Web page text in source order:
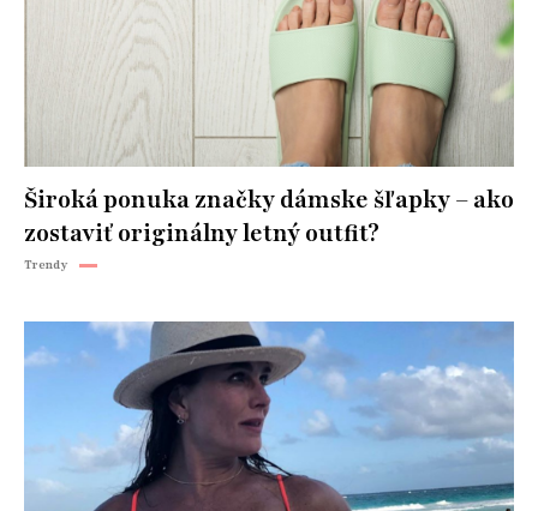
Široká ponuka značky dámske šľapky – ako
zostaviť originálny letný outfit?
Trendy